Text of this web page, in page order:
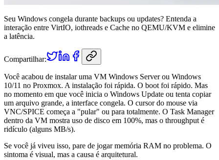
Seu Windows congela durante backups ou updates? Entenda a
interação entre VirtIO, iothreads e Cache no QEMU/KVM e elimine
a latência.
Compartilhar:
Você acabou de instalar uma VM Windows Server ou Windows
10/11 no Proxmox. A instalação foi rápida. O boot foi rápido. Mas
no momento em que você inicia o Windows Update ou tenta copiar
um arquivo grande, a interface congela. O cursor do mouse via
VNC/SPICE começa a "pular" ou para totalmente. O Task Manager
dentro da VM mostra uso de disco em 100%, mas o throughput é
ridículo (alguns MB/s).
Se você já viveu isso, pare de jogar memória RAM no problema. O
sintoma é visual, mas a causa é arquitetural.